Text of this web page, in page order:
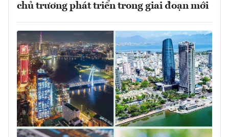
chủ trương phát triển trong giai đoạn mới